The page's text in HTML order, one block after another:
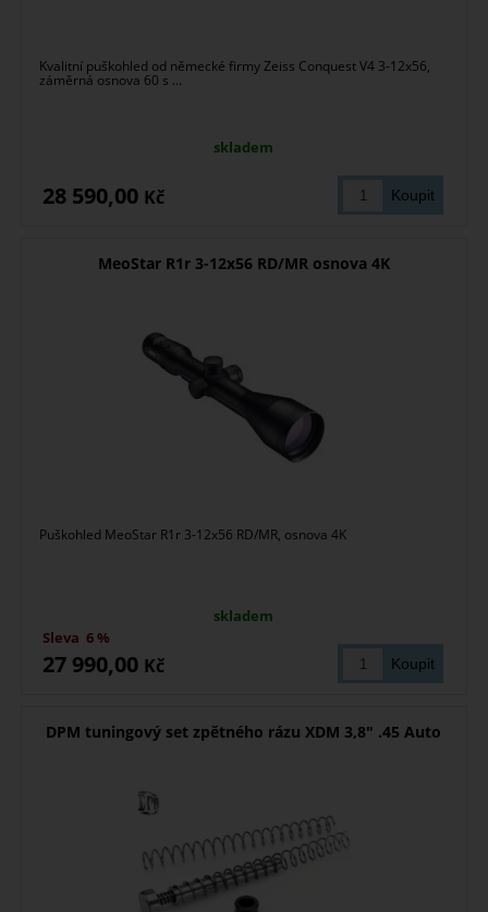
Kvalitní puškohled od německé firmy Zeiss Conquest V4 3-12x56,
záměrná osnova 60 s ...
skladem
28 590,00 Kč
MeoStar R1r 3-12x56 RD/MR osnova 4K
Puškohled MeoStar R1r 3-12x56 RD/MR, osnova 4K
skladem
27 990,00 Kč
Sleva 6 %
DPM tuningový set zpětného rázu XDM 3,8" .45 Auto